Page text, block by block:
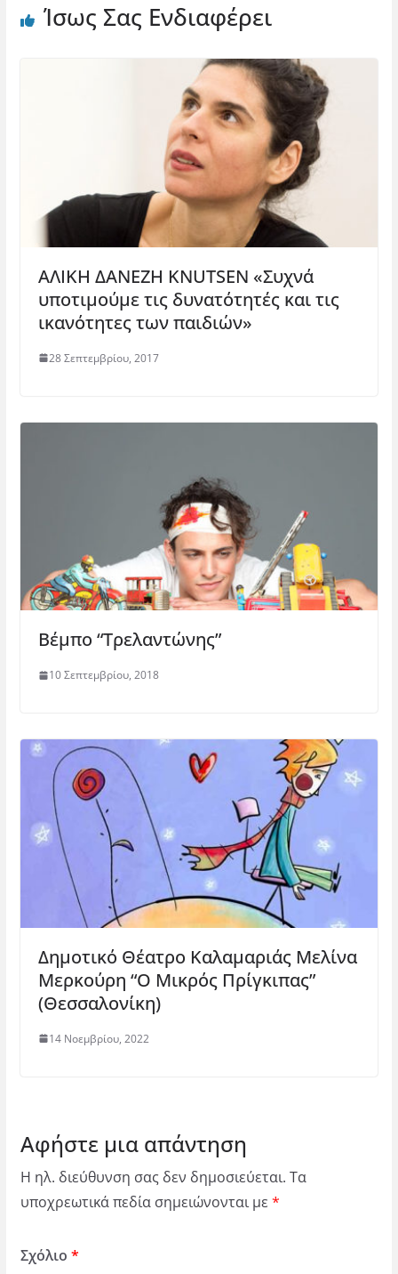
Ίσως Σας Ενδιαφέρει
ΑΛΙΚΗ ΔΑΝΕΖΗ KNUTSEN «Συχνά
υποτιμούμε τις δυνατότητές και τις
ικανότητες των παιδιών»
28 Σεπτεμβρίου, 2017
Βέμπο “Τρελαντώνης”
10 Σεπτεμβρίου, 2018
Δημοτικό Θέατρο Καλαμαριάς Μελίνα
Μερκούρη “Ο Μικρός Πρίγκιπας”
(Θεσσαλονίκη)
14 Νοεμβρίου, 2022
Αφήστε μια απάντηση
Η ηλ. διεύθυνση σας δεν δημοσιεύεται. Τα
υποχρεωτικά πεδία σημειώνονται με *
Σχόλιο *